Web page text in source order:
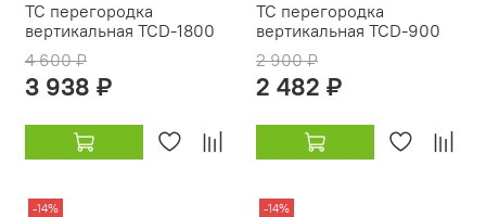
TC перегородка
вертикальная TCD-1800
4 600 ₽
3 938 ₽
TC перегородка
вертикальная TCD-900
2 900 ₽
2 482 ₽
-14% -14%